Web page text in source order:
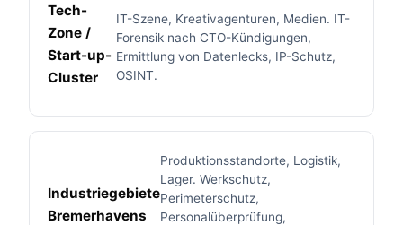
Tech-
Zone /
Start-up-
Cluster
IT-Szene, Kreativagenturen, Medien. IT-
Forensik nach CTO-Kündigungen,
Ermittlung von Datenlecks, IP-Schutz,
OSINT.
Industriegebiete
Bremerhavens
Produktionsstandorte, Logistik,
Lager. Werkschutz,
Perimeterschutz,
Personalüberprüfung,